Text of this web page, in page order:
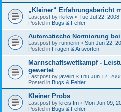
„Kleiner“ Erfahrungsbericht
Last post by rkrkw « Tue Jul 22, 2008
Posted in Bugs & Fehler
Automatische Normierung
Last post by runnerin « Sun Jun 22,
Posted in Fragen & Antworten
Mannschaftswettkampf -
gewertet
Last post by javelin « Thu Jun 12,
Posted in Bugs & Fehler
Kleiner Probs
Last post by kreisffm « Mon Jun 09,
Posted in Bugs & Fehler